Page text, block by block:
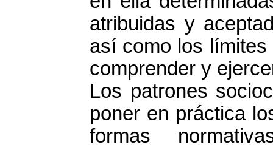
atribuidas y
así como los límites
comprender y
Los patrones
poner en práctica
formas